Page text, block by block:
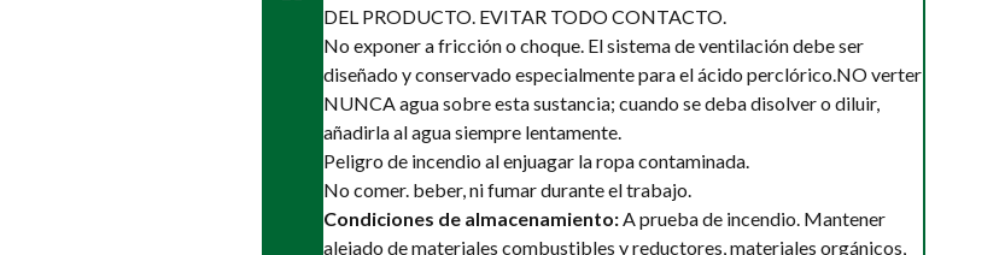
DEL PRODUCTO. EVITAR TODO CONTACTO.
No exponer a fricción o choque. El sistema de ventilación debe ser
diseñado y conservado especialmente para el ácido perclórico.NO verter
NUNCA agua sobre esta sustancia; cuando se deba disolver o diluir,
añadirla al agua siempre lentamente.
Peligro de incendio al enjuagar la ropa contaminada.
No comer. beber, ni fumar durante el trabajo.
Condiciones de almacenamiento:A prueba de incendio. Mantener
alejado de materiales combustibles y reductores, materiales orgánicos,